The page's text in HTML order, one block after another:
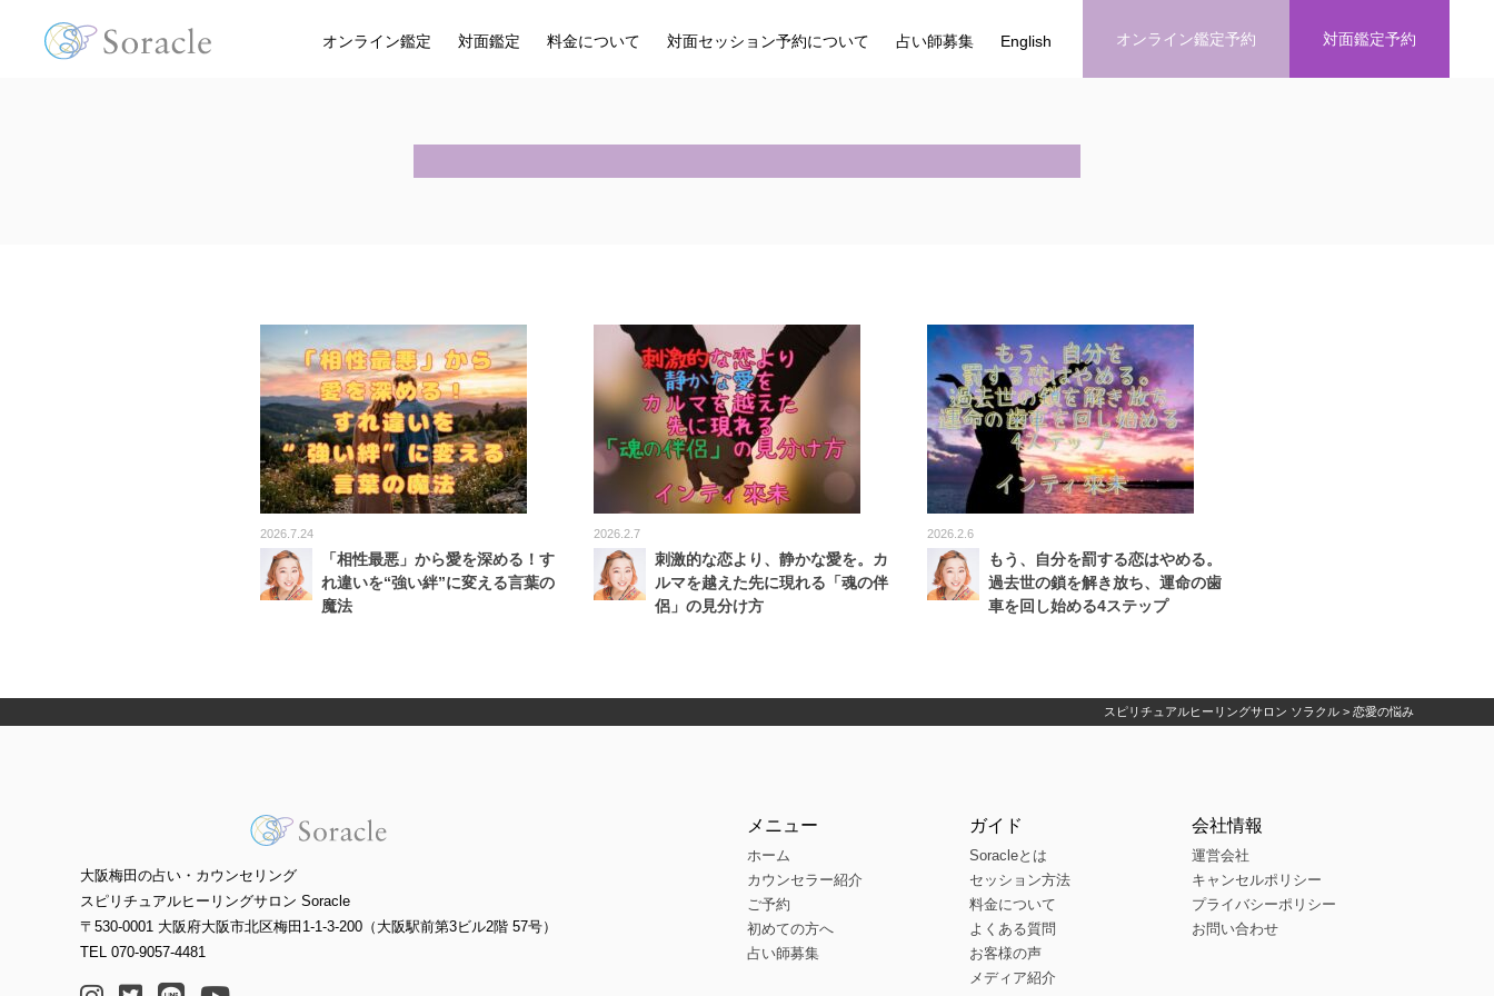
オンライン鑑定 対面鑑定 料金について 対面セッション予約について 占い師募集 English オンライン鑑定予約 対面鑑定予約
2026.7.24
「相性最悪」から愛を深める！す
れ違いを“強い絆”に変える言葉の
魔法
2026.2.7
刺激的な恋より、静かな愛を。カ
ルマを越えた先に現れる「魂の伴
侶」の見分け方
2026.2.6
もう、自分を罰する恋はやめる。
過去世の鎖を解き放ち、運命の歯
車を回し始める4ステップ
スピリチュアルヒーリングサロン ソラクル > 恋愛の悩み
大阪梅田の占い・カウンセリング
スピリチュアルヒーリングサロン Soracle
〒530-0001 大阪府大阪市北区梅田1-1-3-200（大阪駅前第3ビル2階 57号）
TEL 070-9057-4481
メニュー
ホーム
カウンセラー紹介
ご予約
初めての方へ
占い師募集
ガイド
Soracleとは
セッション方法
料金について
よくある質問
お客様の声
メディア紹介
会社情報
運営会社
キャンセルポリシー
プライバシーポリシー
お問い合わせ